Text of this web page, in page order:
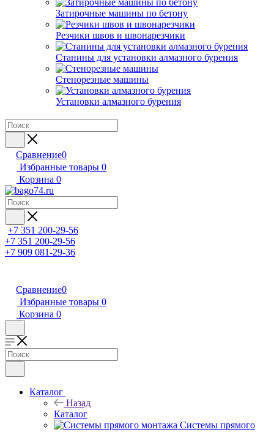
Затирочные машины по бетону
Резчики швов и швонарезчики
Станины для установки алмазного бурения
Стенорезные машины
Установки алмазного бурения
Сравнение0
Избранные товары 0
Корзина 0
+7 351 200-29-56
+7 351 200-29-56
+7 909 081-29-36
Сравнение0
Избранные товары 0
Корзина 0
Каталог
Назад
Каталог
Системы прямого